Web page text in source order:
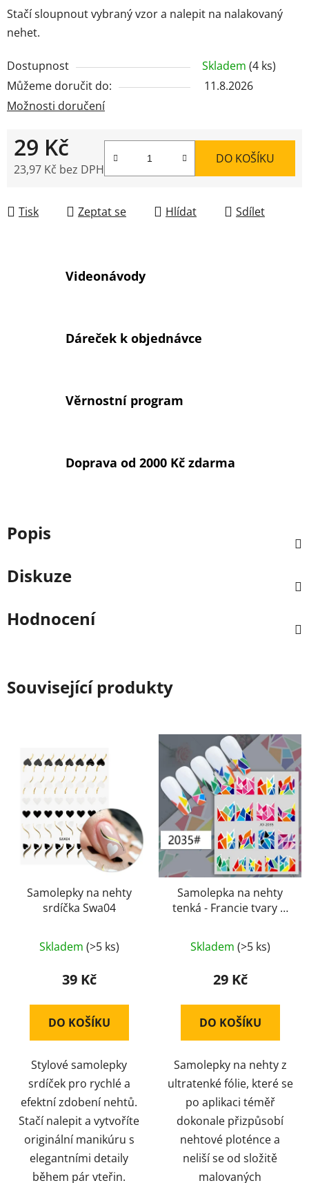
Stačí sloupnout vybraný vzor a nalepit na nalakovaný
nehet.
Dostupnost Skladem (4 ks)
Můžeme doručit do:
11.8.2026
Možnosti doručení
29 Kč
23,97 Kč bez DPH
DO KOŠÍKU
Tisk Zeptat se Hlídat Sdílet
Videonávody
Dáreček k objednávce
Věrnostní program
Doprava od 2000 Kč zdarma
Popis
Diskuze
Hodnocení
Související produkty
Samolepky na nehty
srdíčka Swa04
Skladem (>5 ks)
39 Kč
DO KOŠÍKU
Stylové samolepky
srdíček pro rychlé a
efektní zdobení nehtů.
Stačí nalepit a vytvoříte
originální manikúru s
elegantními detaily
během pár vteřin.
Samolepka na nehty
tenká - Francie tvary č.
Skladem (>5 ks)
29 Kč
DO KOŠÍKU
Samolepky na nehty z
ultratenké fólie, které se
po aplikaci téměř
dokonale přizpůsobí
nehtové ploténce a
neliší se od složitě
malovaných